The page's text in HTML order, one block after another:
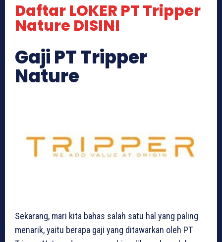
Daftar LOKER PT Tripper
Nature DISINI
Gaji PT Tripper
Nature
Sekarang, mari kita bahas salah satu hal yang paling
menarik, yaitu berapa gaji yang ditawarkan oleh PT